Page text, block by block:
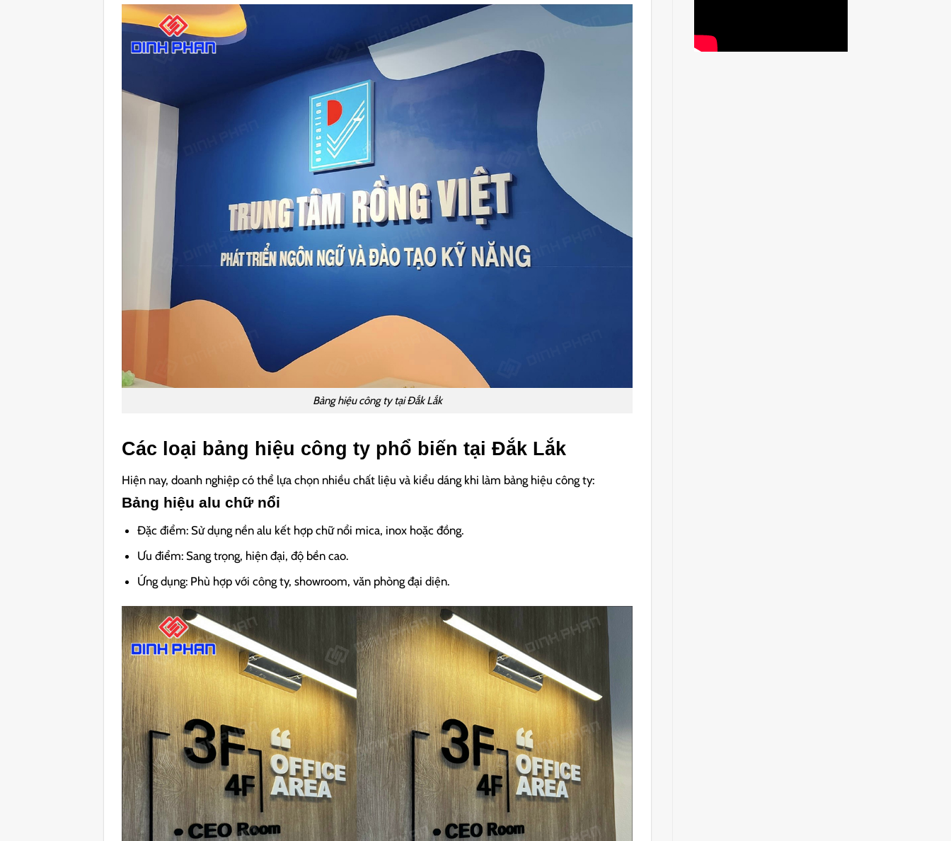
Bảng hiệu công ty tại Đắk Lắk
Các loại bảng hiệu công ty phổ biến tại Đắk Lắk
Hiện nay, doanh nghiệp có thể lựa chọn nhiều chất liệu và kiểu dáng khi làm bảng hiệu công ty:
Bảng hiệu alu chữ nổi
Đặc điểm: Sử dụng nền alu kết hợp chữ nổi mica, inox hoặc đồng.
Ưu điểm: Sang trọng, hiện đại, độ bền cao.
Ứng dụng: Phù hợp với công ty, showroom, văn phòng đại diện.